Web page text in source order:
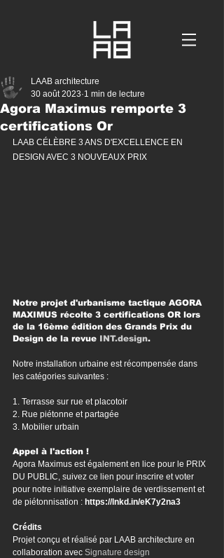
Agora Maximus remporte 3
certifications Or
LAAB architecture
30 août 2023 1 min de lecture
LAAB CÉLÈBRE 3 ANS D'EXCELLENCE EN
DESIGN AVEC 3 NOUVEAUX PRIX
Notre projet d'urbanisme tactique AGORA
MAXIMUS récolte 3 certifications OR lors
de la 16ème édition des Grands Prix du
Design de la revue INT.design.
Notre installation urbaine est récompensée dans
les catégories suivantes :
1. Terrasse sur rue et placotoir
2. Rue piétonne et partagée
3. Mobilier urbain
Appel à l'action !
Agora Maximus est également en lice pour le PRIX
DU PUBLIC, suivez ce lien pour inscrire et voter
pour notre initiative exemplaire de verdissement et
de piétonnisation : https://lnkd.in/eK7y2na3
Crédits
Projet conçu et réalisé par LAAB architecture en
collaboration avec Signature design